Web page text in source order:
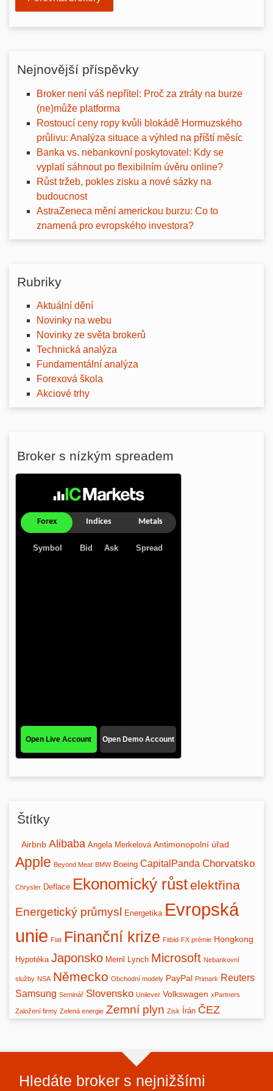
Nejnovější příspěvky
Broker není váš nepřítel: Proč za ztráty na burze
(ne)může platforma
Rostoucí ceny ropy kvůli blokádě Hormuzského
průlivu: Analýza situace a výhled na příští měsíc
Banka vs. nebankovní poskytovatel: Kdy se
vyplatí sáhnout po flexibilním úvěru online?
Růst tržeb, pokles zisku a nové sázky na
budoucnost
AstraZeneca mění americkou burzu: Co to
znamená pro evropského investora?
Rubriky
Aktuální dění
Novinky na webu
Novinky ze světa brokerů
Technická analýza
Fundamentální analýza
Forexová škola
Akciové trhy
Broker s nízkým spreadem
Štítky
Airbnb Alibaba Angela Merkelová Antimonopolní úřad
Apple Beyond Meat BMW Boeing CapitalPanda Chorvatsko
Chrysler Deflace Ekonomický růstelektřina
Energetický průmysl Energetika Evropská
unie Fiat Finanční krize Fitbid FX prémie Hongkong
Hypotéka Japonsko Merril Lynch Microsoft Nebankovní
služby NSA Německo Obchodní modely PayPal Primark Reuters
Samsung Seminář Slovensko Unilever Volkswagen xPartners
Založení firmy Zelená energie Zemní plyn Zisk Írán ČEZ
Hledáte broker s nejnižšími